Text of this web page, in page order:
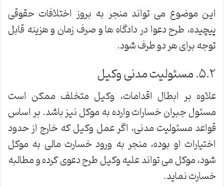
این موضوع می تواند منجر به بروز اختلافات حقوقی
پیچیده، طرح دعوا در دادگاه ها و صرف زمان و هزینه قابل
توجه برای هر دو طرف شود.
۵.۲. مسئولیت مدنی وکیل
علاوه بر ابطال اقدامات، وکیل متخلف ممکن است
مسئول جبران خسارات وارده به موکل نیز باشد. بر اساس
قواعد مسئولیت مدنی، اگر عمل وکیل که خارج از حدود
اختیارات او بوده، منجر به ورود خسارت مالی به موکل
شود، موکل می تواند علیه وکیل طرح دعوی کرده و مطالبه
خسارت نماید.